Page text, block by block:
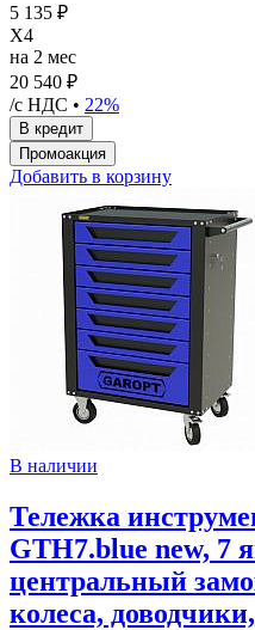
5 135 ₽
X4
на 2 мес
20 540 ₽
/с НДС • 22%
Добавить в корзину
В наличии
Тележка
GTH7.blue new, 7
центральный
колеса,